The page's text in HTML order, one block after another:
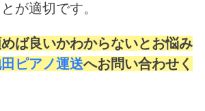
が適切です。
ば良いかわからないとお悩み
ピアノ運送へお問い合わせく